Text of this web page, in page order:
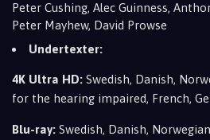
Peter Cushing, Alec Guinness,
Peter Mayhew, David Prowse
Undertexter:
4K Ultra HD: Swedish, Danish,
for the hearing impaired, French,
Blu-ray: Swedish, Danish,